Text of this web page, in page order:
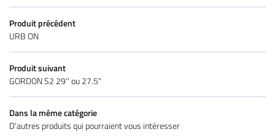
Produit précédent
URB ON
Produit suivant
GORDON S2 29'' ou 27.5"
Dans la même catégorie
D'autres produits qui pourraient vous intéresser